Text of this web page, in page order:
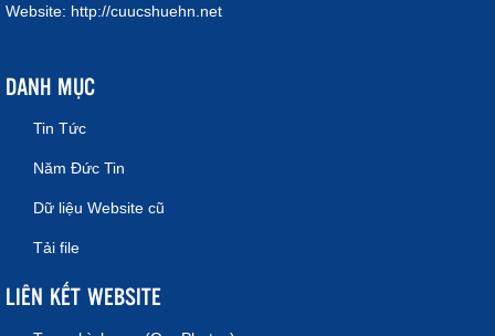
Website: http://cuucshuehn.net
DANH MỤC
Tin Tức
Năm Đức Tin
Dữ liệu Website cũ
Tải file
LIÊN KẾT WEBSITE